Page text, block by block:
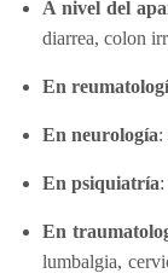
A nivel del
diarrea, colon
En
En neurología:
En psiquiatría
En
lumbalgia,